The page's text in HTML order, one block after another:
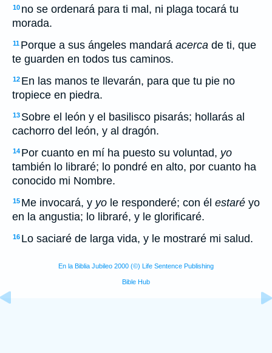
10 no se ordenará para ti mal, ni plaga tocará tu
morada.
11 Porque a sus ángeles mandará acerca de ti, que
te guarden en todos tus caminos.
12 En las manos te llevarán, para que tu pie no
tropiece en piedra.
13 Sobre el león y el basilisco pisarás; hollarás al
cachorro del león, y al dragón.
14 Por cuanto en mí ha puesto su voluntad, yo
también lo libraré; lo pondré en alto, por cuanto ha
conocido mi Nombre.
15 Me invocará, y yo le responderé; con él estaré yo
en la angustia; lo libraré, y le glorificaré.
16 Lo saciaré de larga vida, y le mostraré mi salud.
En la Biblia Jubileo 2000 (©) Life Sentence Publishing
Bible Hub